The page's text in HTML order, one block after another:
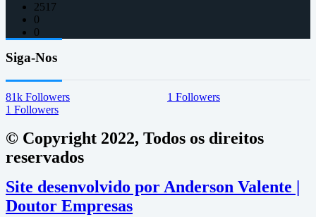
2517
0
0
Siga-Nos
81k Followers 1 Followers
1 Followers
© Copyright 2022, Todos os direitos
reservados
Site desenvolvido por Anderson Valente |
Doutor Empresas